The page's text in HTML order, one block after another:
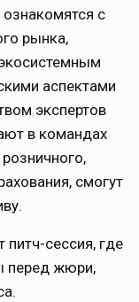
с
рынка,
аспектами
экспертов
в командах
смогут
сессия, где
перед жюри,